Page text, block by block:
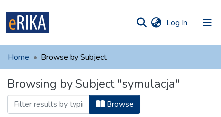
Log In (current)
UAFM
For authors
Help
Home Browse by Subject
Browsing by Subject "symulacja"
Browse